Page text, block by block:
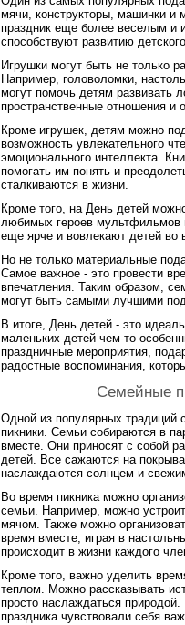
мячи, конструкторы, машинки и
праздник еще более веселым и
способствуют развитию
Игрушки могут быть не только
Например, головоломки,
могут помочь детям развивать
пространственные отношения и
Кроме игрушек, детям можно
возможность увлекательного
эмоционального интеллекта.
помогать им понять и
сталкиваются в жизни.
Кроме того, на День детей
любимых героев мультфильмов
еще ярче и вовлекают детей
Но не только материальные
Самое важное - это провести
впечатления. Таким образом,
могут быть самыми лучшими
В итоге, День детей - это
маленьких детей чем-то
праздничные мероприятия,
радостные воспоминания,
Семейные
Одной из популярных традиций
пикники. Семьи собираются в
вместе. Они приносят с собой
детей. Все сажаются на
наслаждаются солнцем и
Во время пикника можно
семьи. Например, можно
мячом. Также можно
время вместе, играя в
происходит в жизни каждого
Кроме того, важно уделить
теплом. Можно рассказывать
просто наслаждаться
праздника чувствовали себя